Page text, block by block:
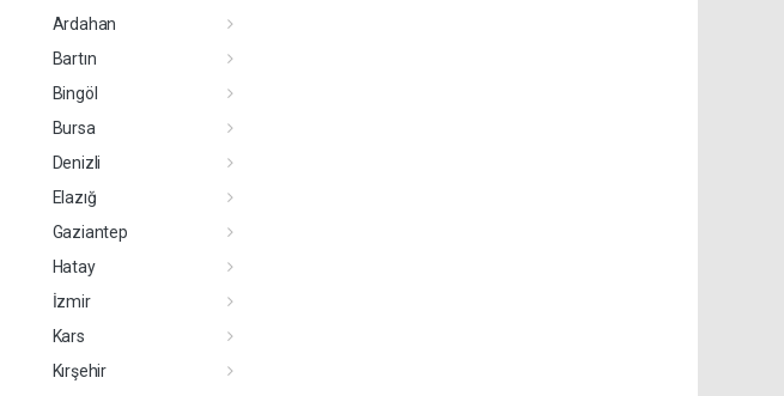
Ardahan
Bartın
Bingöl
Bursa
Denizli
Elazığ
Gaziantep
Hatay
İzmir
Kars
Kırşehir